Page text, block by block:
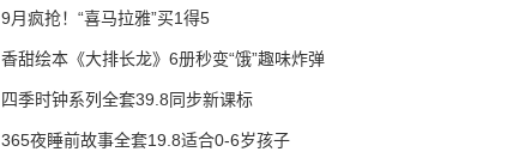
9月疯抢！“喜马拉雅”买1得5
香甜绘本《大排长龙》6册秒变“饿”趣味炸弹
四季时钟系列全套39.8同步新课标
365夜睡前故事全套19.8适合0-6岁孩子